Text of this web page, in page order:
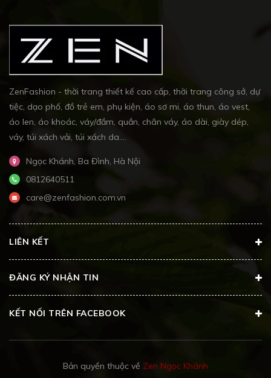
ZenFashion - thời trang thiết kế cao cấp, thời trang công sở, dự
tiệc, dạo phố, đồ trẻ em, phụ kiện, áo sơ mi, áo thun, áo vest,
áo len, áo khoác, váy/đầm, quần, chân váy, áo dài, giày dép,
váy, túi xách vải, túi xách da....
Ngọc Khánh, Ba Đình, Hà Nội
0812640511
care@zenfashion.com.vn
LIÊN KẾT
ĐĂNG KÝ NHẬN TIN
KẾT NỐI TRÊN FACEBOOK
Bản quyền thuộc về Zen Ngọc Khánh